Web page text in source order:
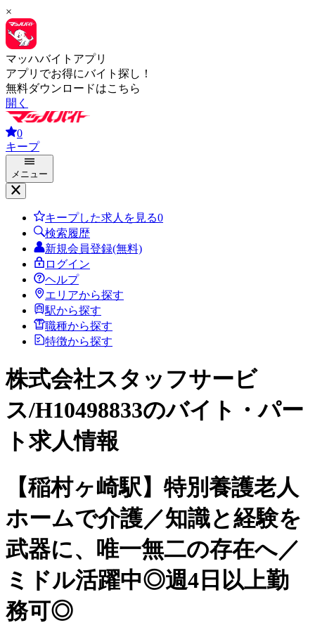
×
マッハバイトアプリ
アプリでお得にバイト探し！
無料ダウンロードはこちら
開く
0
キープ
メニュー
キープした求人を見る0
検索履歴
新規会員登録(無料)
ログイン
ヘルプ
エリアから探す
駅から探す
職種から探す
特徴から探す
株式会社スタッフサービ
ス/H10498833のバイト・パー
ト求人情報
【稲村ヶ崎駅】特別養護老人
ホームで介護／知識と経験を
武器に、唯一無二の存在へ／
ミドル活躍中◎週4日以上勤
務可◎